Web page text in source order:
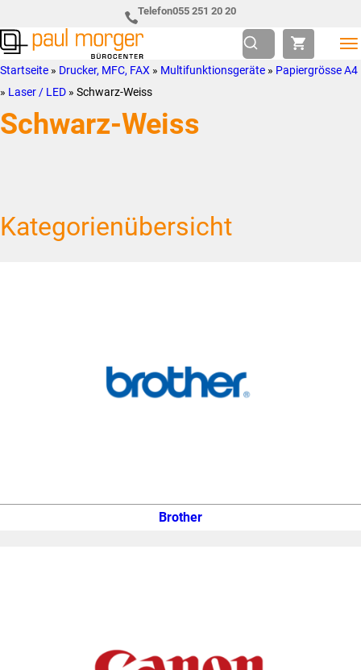
Hauptnavigation
springen
to
main
content
Telefon055 251 20 20
Paul
Morger
AG
Bürocenter
so
individuell
wie
Sie
Startseite » Drucker, MFC, FAX » Multifunktionsgeräte » Papiergrösse A4
» Laser / LED » Schwarz-Weiss
Schwarz-Weiss
Kategorienübersicht
Brother